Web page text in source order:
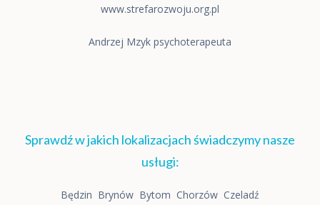
www.strefarozwoju.org.pl
Andrzej Mzyk psychoterapeuta
Sprawdź w jakich lokalizacjach świadczymy nasze
usługi:
Będzin Brynów Bytom Chorzów Czeladź